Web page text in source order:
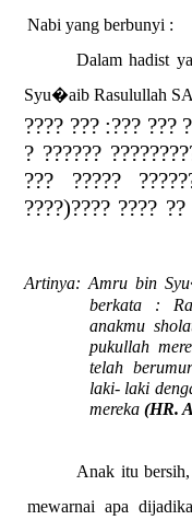
Nabi yang berbunyi :
Dalam hadist
Syu�aib Rasulullah
??? ?????? ????
???? ??? ? ???
??? ???? ? ???
Artinya: Amru bin
berkata :
anakmu
pukullah
telah
laki- laki
mereka (HR.
Anak itu
mewarnai apa